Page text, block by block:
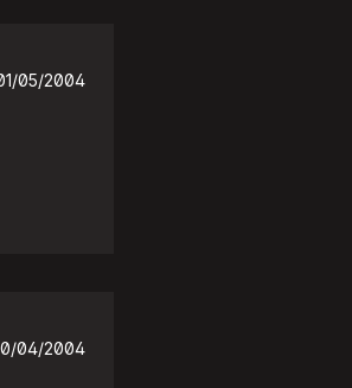
05/2004
04/2004